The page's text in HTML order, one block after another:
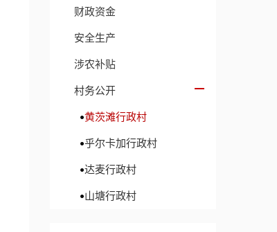
财政资金
安全生产
涉农补贴
村务公开
黄茨滩行政村
乎尔卡加行政村
达麦行政村
山塘行政村